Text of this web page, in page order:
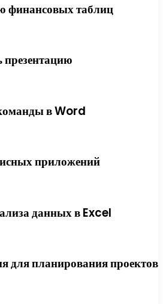
финансовых таблиц
презентацию
в Word
приложений
данных в Excel
для планирования проектов